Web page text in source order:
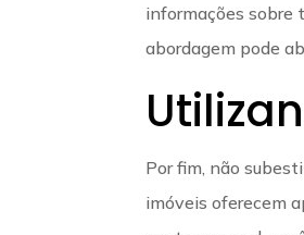
informações sobre
abordagem pode
Por fim, não
imóveis oferecem